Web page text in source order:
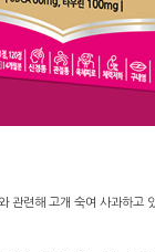
관련해 고개 숙여 사과하고